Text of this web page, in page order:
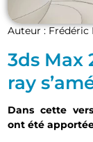
Auteur : Frédéric
3ds Max
ray
Dans cette
ont été